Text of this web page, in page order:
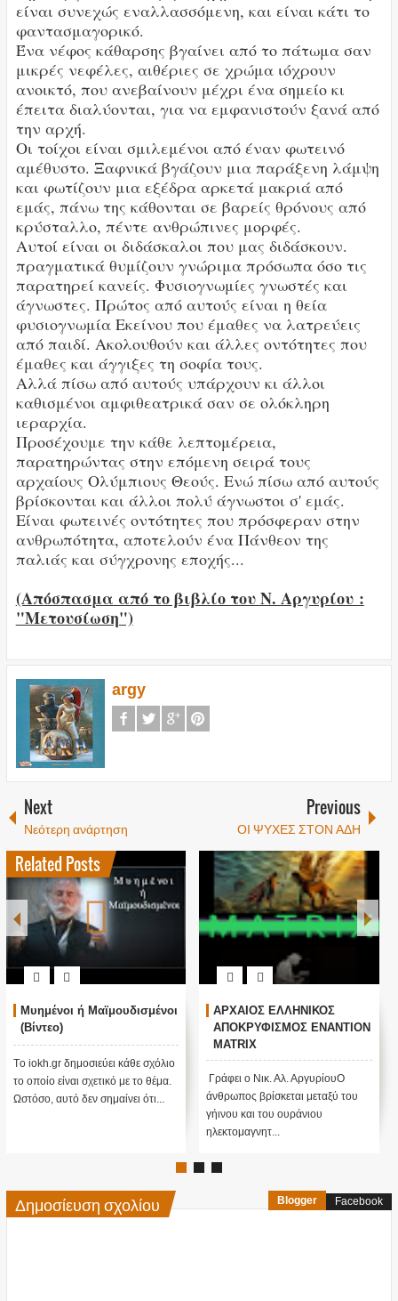
είναι συνεχώς εναλλασσόμενη, και είναι κάτι το
φαντασμαγορικό.
Ένα νέφος κάθαρσης βγαίνει από το πάτωμα σαν
μικρές νεφέλες, αιθέριες σε χρώμα ιόχρουν
ανοικτό, που ανεβαίνουν μέχρι ένα σημείο κι
έπειτα διαλύονται, για να εμφανιστούν ξανά από
την αρχή.
Οι τοίχοι είναι σμιλεμένοι από έναν φωτεινό
αμέθυστο. Ξαφνικά βγάζουν μια παράξενη λάμψη
και φωτίζουν μια εξέδρα αρκετά μακριά από
εμάς, πάνω της κάθονται σε βαρείς θρόνους από
κρύσταλλο, πέντε ανθρώπινες μορφές.
Αυτοί είναι οι διδάσκαλοι που μας διδάσκουν.
πραγματικά θυμίζουν γνώριμα πρόσωπα όσο τις
παρατηρεί κανείς. Φυσιογνωμίες γνωστές και
άγνωστες. Πρώτος από αυτούς είναι η θεία
φυσιογνωμία Εκείνου που έμαθες να λατρεύεις
από παιδί. Ακολουθούν και άλλες οντότητες που
έμαθες και άγγιξες τη σοφία τους.
Αλλά πίσω από αυτούς υπάρχουν κι άλλοι
καθισμένοι αμφιθεατρικά σαν σε ολόκληρη
ιεραρχία.
Προσέχουμε την κάθε λεπτομέρεια,
παρατηρώντας στην επόμενη σειρά τους
αρχαίους Ολύμπιους Θεούς. Ενώ πίσω από αυτούς
βρίσκονται και άλλοι πολύ άγνωστοι σ' εμάς.
Είναι φωτεινές οντότητες που πρόσφεραν στην
ανθρωπότητα, αποτελούν ένα Πάνθεον της
παλιάς και σύγχρονης εποχής...
(Απόσπασμα από το βιβλίο του Ν. Αργυρίου :
"Μετουσίωση")
argy
Next
Νεότερη ανάρτηση
Previous
ΟΙ ΨΥΧΕΣ ΣΤΟΝ ΑΔΗ
Related Posts
MATRIX - ΤΟ ΣΩΜΑ ΔΕΝ ΖΕΙ
ΧΩΡΙΣ ΤΟ ΠΝΕΥΜΑ
(ΒΙΝΤΕΟ)
Tο iokh.gr δημοσιεύει κάθε σχόλιο
το οποίο είναι σχετικό με το θέμα.
Οι μυστικές δυνάμεις του
ανθρώπου (Βίντεο)
Tο iokh.gr δημοσιεύει κάθε
σχόλιο το οποίο είναι σχετικό με το
θέμα. Ωστόσο, αυτό δεν σημ...
Δημοσίευση σχολίου Blogger Facebook